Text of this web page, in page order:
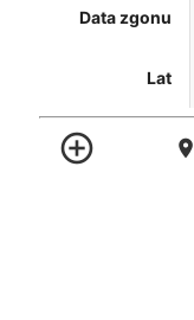
Data zgonu
Lat
control_point location_on